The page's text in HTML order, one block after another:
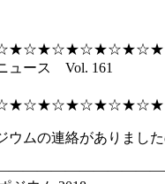
ュース Vol. 161
ムの連絡がありまし